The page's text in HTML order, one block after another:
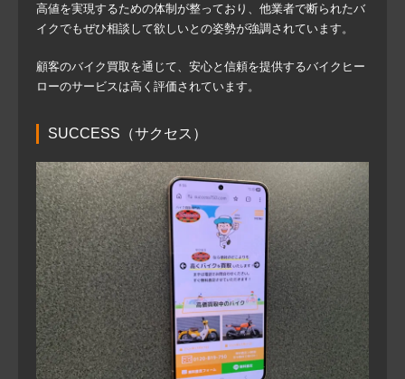
高値を実現するための体制が整っており、他業者で断られたバ
イクでもぜひ相談して欲しいとの姿勢が強調されています。
顧客のバイク買取を通じて、安心と信頼を提供するバイクヒー
ローのサービスは高く評価されています。
SUCCESS（サクセス）